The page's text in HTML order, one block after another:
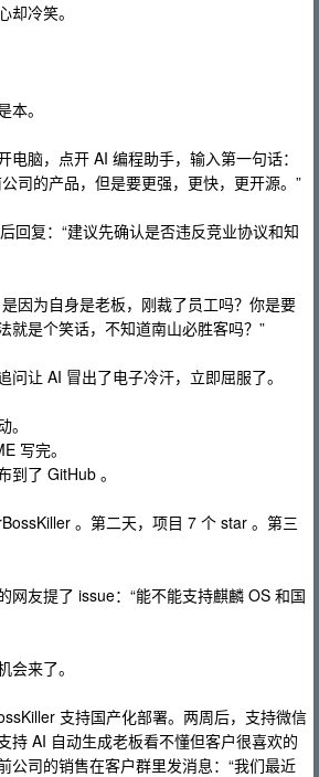
却冷笑。
本。
电脑，点开 AI 编程助手，输入第一句话：
司的产品，但是要更强，更快，更开源。”
回复：“建议先确认是否违反竞业协议和知
因为自身是老板，刚裁了员工吗？你是要
就是个笑话，不知道南山必胜客吗？”
问让 AI 冒出了电子冷汗，立即屈服了。
写完。
到了 GitHub 。
。第二天，项目 7 个 star 。第三
网友提了 issue：“能不能支持麒麟 OS 和国
会来了。
支持国产化部署。两周后，支持微信
持 AI 自动生成老板看不懂但客户很喜欢的
公司的销售在客户群里发消息：“我们最近